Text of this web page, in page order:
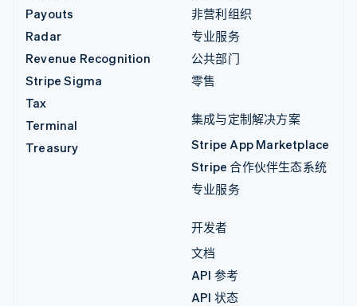
Payouts
Radar
Revenue Recognition
Stripe Sigma
Tax
Terminal
Treasury
非营利组织
专业服务
公共部门
零售
集成与定制解决方案
Stripe App Marketplace
Stripe 合作伙伴生态系统
专业服务
开发者
文档
API 参考
API 状态